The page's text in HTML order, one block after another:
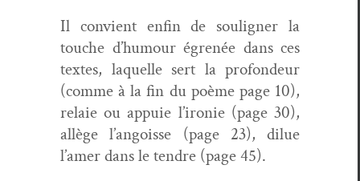
Il con­vient enfin de soulign­er la
touche d’hu­mour égrenée dans ces
textes, laque­lle sert la pro­fondeur
(comme à la fin du poème page 10),
relaie ou appuie l’ironie (page 30),
allège l’an­goisse (page 23), dilue
l’amer dans le ten­dre (page 45).